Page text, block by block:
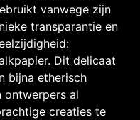
vanwege zijn
transparantie en
Dit delicaat
bijna etherisch
ontwerpers al
creaties te